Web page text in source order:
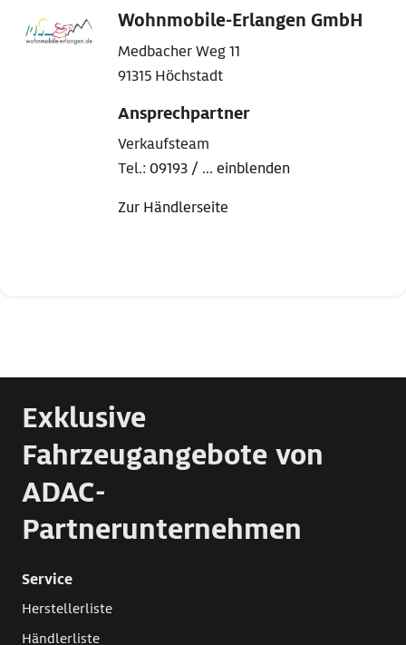
Wohnmobile-Erlangen GmbH
Medbacher Weg 11
91315 Höchstadt
Ansprechpartner
Verkaufsteam
Tel.: 09193 / ... einblenden
Zur Händlerseite
Exklusive
Fahrzeugangebote von
ADAC-
Partnerunternehmen
Service
Herstellerliste
Händlerliste